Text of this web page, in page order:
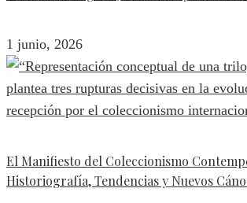
1 junio, 2026
El Manifiesto del Coleccionismo
Historiografía, Tendencias y Nuevos